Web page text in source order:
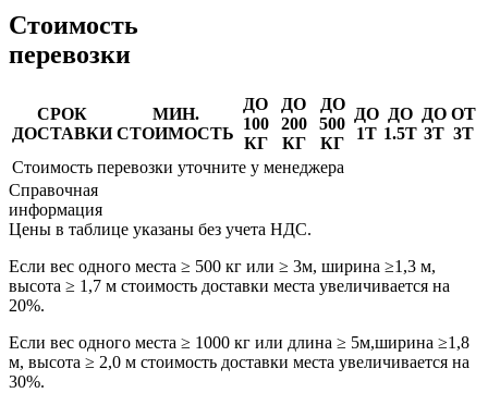
Стоимость
перевозки
СРОК
ДОСТАВКИ
МИН.
СТОИМОСТЬ
ДО
100
КГ
ДО
200
КГ
ДО
500
КГ
ДО
1Т
ДО
1.5Т
ДО
3Т
ОТ
3Т
Стоимость перевозки уточните у менеджера
Справочная
информация
Цены в таблице указаны без учета НДС.
Если вес одного места ≥ 500 кг или ≥ 3м, ширина ≥1,3 м,
высота ≥ 1,7 м стоимость доставки места увеличивается на
20%.
Если вес одного места ≥ 1000 кг или длина ≥ 5м,ширина ≥1,8
м, высота ≥ 2,0 м стоимость доставки места увеличивается на
30%.